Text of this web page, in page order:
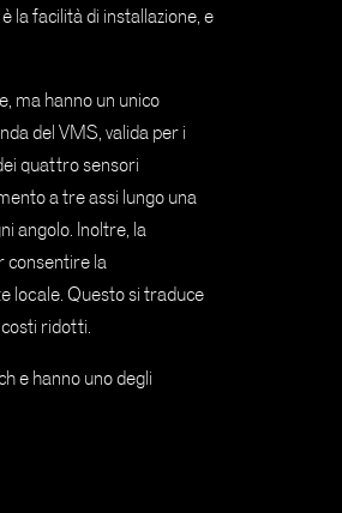
la facilità di installazione, e
ma hanno un unico
del VMS, valida per i
quattro sensori
a tre assi lungo una
angolo. Inoltre, la
consentire la
locale. Questo si traduce
ridotti.
e hanno uno degli